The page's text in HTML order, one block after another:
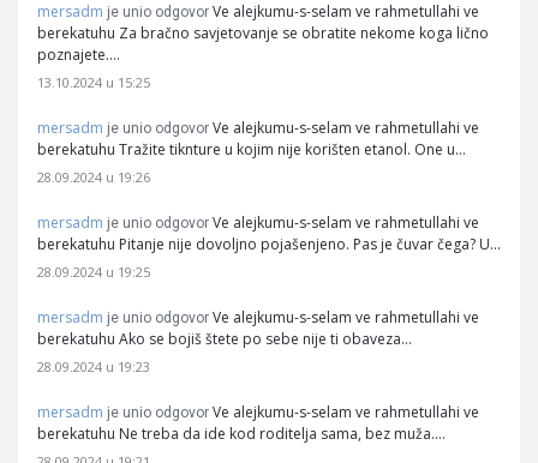
mersadm je unio odgovor Ve alejkumu-s-selam ve rahmetullahi ve
berekatuhu Za bračno savjetovanje se obratite nekome koga lično
poznajete.…
13.10.2024 u 15:25
mersadm je unio odgovor Ve alejkumu-s-selam ve rahmetullahi ve
berekatuhu Tražite tiknture u kojim nije korišten etanol. One u…
28.09.2024 u 19:26
mersadm je unio odgovor Ve alejkumu-s-selam ve rahmetullahi ve
berekatuhu Pitanje nije dovoljno pojašenjeno. Pas je čuvar čega? U…
28.09.2024 u 19:25
mersadm je unio odgovor Ve alejkumu-s-selam ve rahmetullahi ve
berekatuhu Ako se bojiš štete po sebe nije ti obaveza…
28.09.2024 u 19:23
mersadm je unio odgovor Ve alejkumu-s-selam ve rahmetullahi ve
berekatuhu Ne treba da ide kod roditelja sama, bez muža.…